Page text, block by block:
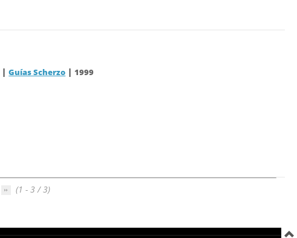
|Guías Scherzo |1999
(1 - 3 / 3)